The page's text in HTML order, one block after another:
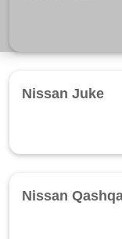
Nissan Juke
Nissan